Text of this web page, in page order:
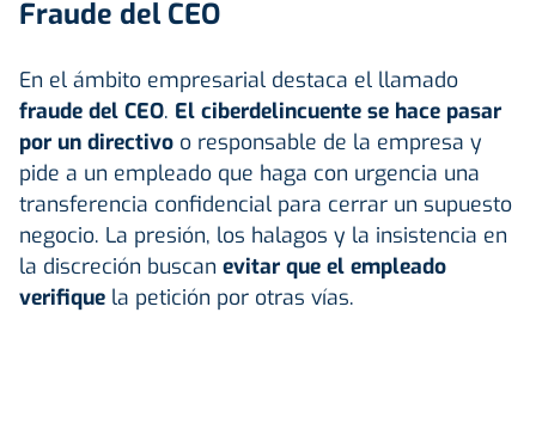
Fraude del CEO
En el ámbito empresarial destaca el llamado
fraude del CEO. El ciberdelincuente se hace pasar
por un directivo o responsable de la empresa y
pide a un empleado que haga con urgencia una
transferencia confidencial para cerrar un supuesto
negocio. La presión, los halagos y la insistencia en
la discreción buscan evitar que el empleado
verifique la petición por otras vías.